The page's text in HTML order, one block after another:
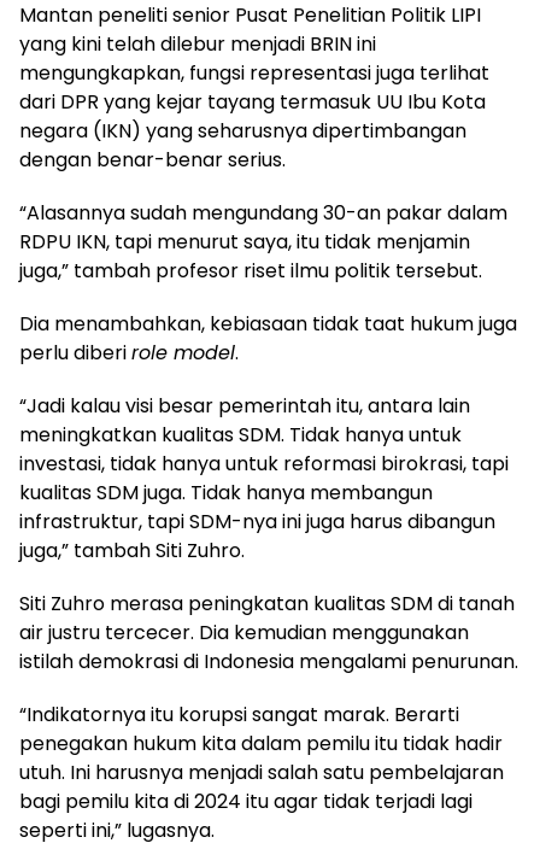
Mantan peneliti senior Pusat Penelitian Politik LIPI
yang kini telah dilebur menjadi BRIN ini
mengungkapkan, fungsi representasi juga terlihat
dari DPR yang kejar tayang termasuk UU Ibu Kota
negara (IKN) yang seharusnya dipertimbangan
dengan benar-benar serius.
“Alasannya sudah mengundang 30-an pakar dalam
RDPU IKN, tapi menurut saya, itu tidak menjamin
juga,” tambah profesor riset ilmu politik tersebut.
Dia menambahkan, kebiasaan tidak taat hukum juga
perlu diberirole model.
“Jadi kalau visi besar pemerintah itu, antara lain
meningkatkan kualitas SDM. Tidak hanya untuk
investasi, tidak hanya untuk reformasi birokrasi, tapi
kualitas SDM juga. Tidak hanya membangun
infrastruktur, tapi SDM-nya ini juga harus dibangun
juga,” tambah Siti Zuhro.
Siti Zuhro merasa peningkatan kualitas SDM di tanah
air justru tercecer. Dia kemudian menggunakan
istilah demokrasi di Indonesia mengalami penurunan.
“Indikatornya itu korupsi sangat marak. Berarti
penegakan hukum kita dalam pemilu itu tidak hadir
utuh. Ini harusnya menjadi salah satu pembelajaran
bagi pemilu kita di 2024 itu agar tidak terjadi lagi
seperti ini,” lugasnya.